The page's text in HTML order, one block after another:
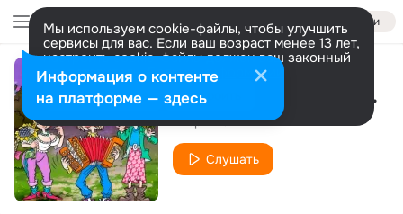
Войти
Мы используем cookie-файлы, чтобы улучшить
сервисы для вас. Если ваш возраст менее 13 лет,
настроить cookie-файлы должен ваш законный
представитель. Больше информации
Разрешить все Настроить А Вы о чём подумали?
Игорь Малинин
Слушать
Информация о контенте
на платформе — здесь